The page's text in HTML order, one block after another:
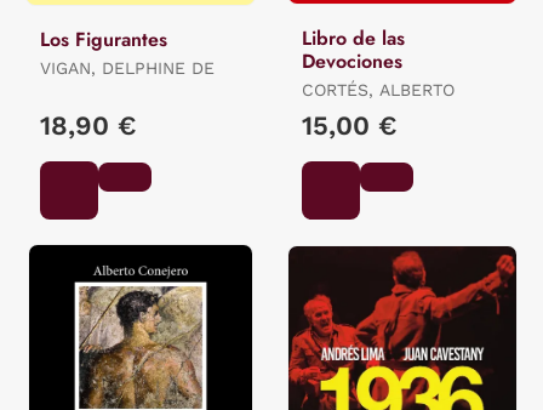
Los Figurantes
VIGAN, DELPHINE DE
18,90 €
Libro de las
Devociones
CORTÉS, ALBERTO
15,00 €